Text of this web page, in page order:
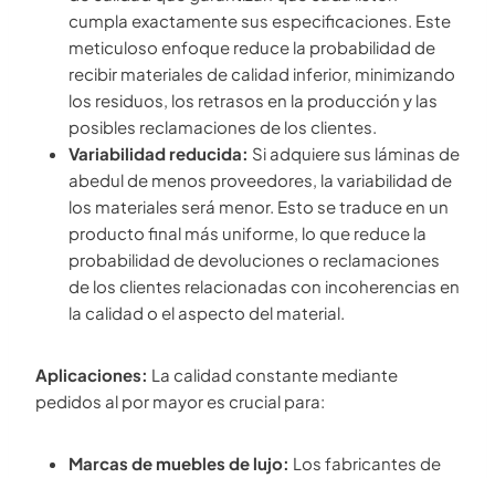
cumpla exactamente sus especificaciones. Este
meticuloso enfoque reduce la probabilidad de
recibir materiales de calidad inferior, minimizando
los residuos, los retrasos en la producción y las
posibles reclamaciones de los clientes.
Variabilidad reducida: Si adquiere sus láminas de
abedul de menos proveedores, la variabilidad de
los materiales será menor. Esto se traduce en un
producto final más uniforme, lo que reduce la
probabilidad de devoluciones o reclamaciones
de los clientes relacionadas con incoherencias en
la calidad o el aspecto del material.
Aplicaciones: La calidad constante mediante
pedidos al por mayor es crucial para:
Marcas de muebles de lujo: Los fabricantes de